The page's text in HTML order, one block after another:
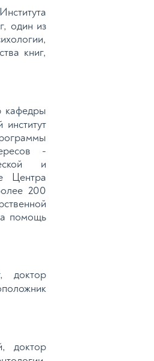
один из
книг,
кафедры
-
и
Центра
200
помощь
доктор
доктор